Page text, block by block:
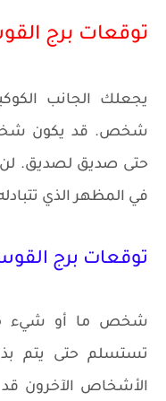
توقعات برج
يجعلك الجانب
شخص. قد يكون شخصًا
حتى صديق لصديق. لن
في المظهر الذي
توقعات برج
شخص ما أو شيء ما
تستسلم حتى يتم
الأشخاص الآخرون